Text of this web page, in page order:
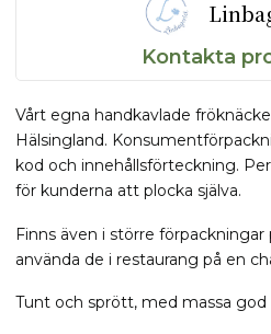
Kontakta
Vårt egna handkavlade
Hälsingland.
kod och innehållsförteckning.
för kunderna att plocka själva.
Finns även i större
använda de i restaurang på en
Tunt och sprött, med massa god